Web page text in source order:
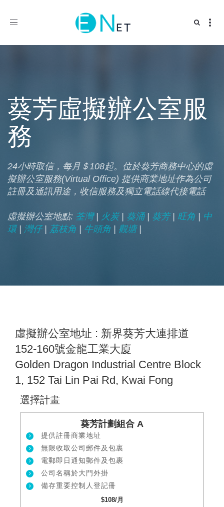
Toggle
葵芳虛擬辦公室服
務
24小時取信，每月＄108起。位於葵芳商務中心的虛
擬辦公室服務(Virtual Office) 提供商業地址作為公司
註冊及通訊用途，收信服務及獨立電話線代接電話
虛擬辦公室地點: 荃灣| 火炭| 葵涌| 葵芳| 旺角
中
環| 灣仔| 荔枝角 牛頭角 觀塘|
虛擬辦公室地址 : 新界葵芳大連排道
152-160號金龍工業大廈
Golden Dragon Industrial Centre Block
1, 152 Tai Lin Pai Rd, Kwai Fong
選擇計畫
葵芳計劃組合 A
提供註冊商業地址
無限收取公司郵件及包裹
電郵即日通知郵件及包裹
公司名稱於大門外掛
備存重要控制人登記冊
$108/月